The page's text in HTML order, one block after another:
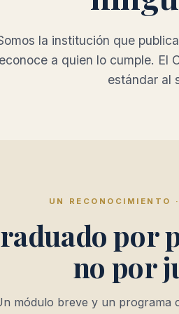
la institución que
a quien lo cumple. El
estándar al
UN RECONOCIMIENTO
por
no por
módulo breve y un programa